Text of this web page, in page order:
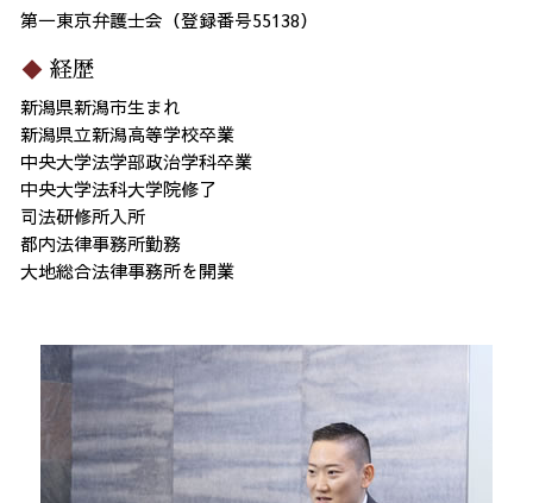
第一東京弁護士会（登録番号55138）
経歴
新潟県新潟市生まれ
新潟県立新潟高等学校卒業
中央大学法学部政治学科卒業
中央大学法科大学院修了
司法研修所入所
都内法律事務所勤務
大地総合法律事務所を開業